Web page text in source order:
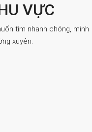
VỰC
tìm nhanh chóng, minh
xuyên.